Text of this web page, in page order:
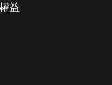
益